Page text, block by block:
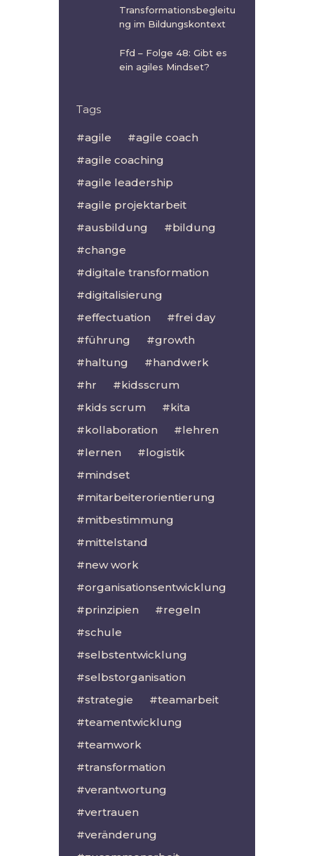
Transformationsbegleitu
ng im Bildungskontext
Ffd – Folge 48: Gibt es
ein agiles Mindset?
Tags
agile
agile coach
agile coaching
agile leadership
agile projektarbeit
ausbildung
bildung
change
digitale transformation
digitalisierung
effectuation
frei day
führung
growth
haltung
handwerk
hr
kidsscrum
kids scrum
kita
kollaboration
lehren
lernen
logistik
mindset
mitarbeiterorientierung
mitbestimmung
mittelstand
new work
organisationsentwicklung
prinzipien
regeln
schule
selbstentwicklung
selbstorganisation
strategie
teamarbeit
teamentwicklung
teamwork
transformation
verantwortung
vertrauen
veränderung